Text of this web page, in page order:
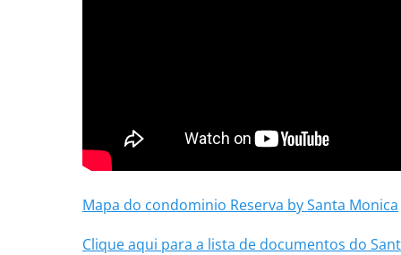
Mapa do condominio Reserva by Santa Monica
Clique aqui para a lista de documentos do